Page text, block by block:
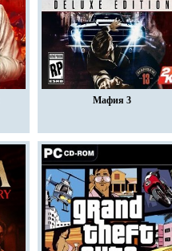
Мафия 3